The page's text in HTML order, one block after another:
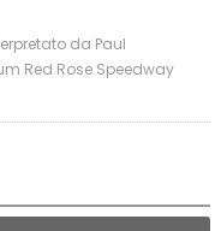
da Paul
Red Rose Speedway